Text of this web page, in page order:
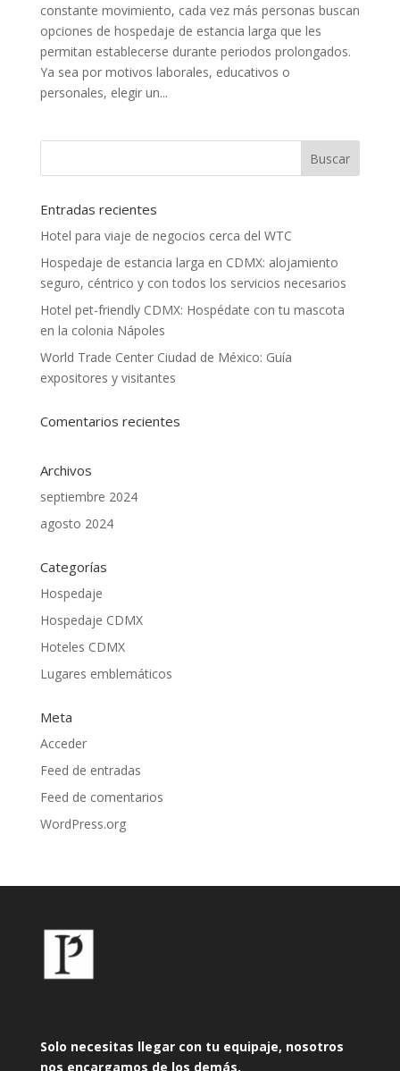
constante movimiento, cada vez más personas buscan
opciones de hospedaje de estancia larga que les
permitan establecerse durante periodos prolongados.
Ya sea por motivos laborales, educativos o
personales, elegir un...
Entradas recientes
Hotel para viaje de negocios cerca del WTC
Hospedaje de estancia larga en CDMX: alojamiento
seguro, céntrico y con todos los servicios necesarios
Hotel pet-friendly CDMX: Hospédate con tu mascota
en la colonia Nápoles
World Trade Center Ciudad de México: Guía
expositores y visitantes
Comentarios recientes
Archivos
septiembre 2024
agosto 2024
Categorías
Hospedaje
Hospedaje CDMX
Hoteles CDMX
Lugares emblemáticos
Meta
Acceder
Feed de entradas
Feed de comentarios
WordPress.org
Solo necesitas llegar con tu equipaje, nosotros
nos encargamos de los demás.